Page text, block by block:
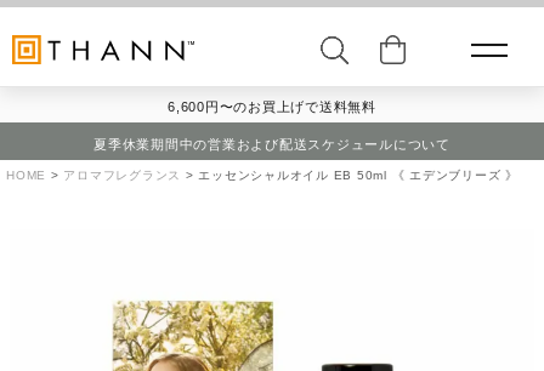
6,600円〜のお買上げで送料無料
夏季休業期間中の営業および配送スケジュールについて
HOME アロマフレグランス エッセンシャルオイル EB 50ml 《 エデンブリーズ 》